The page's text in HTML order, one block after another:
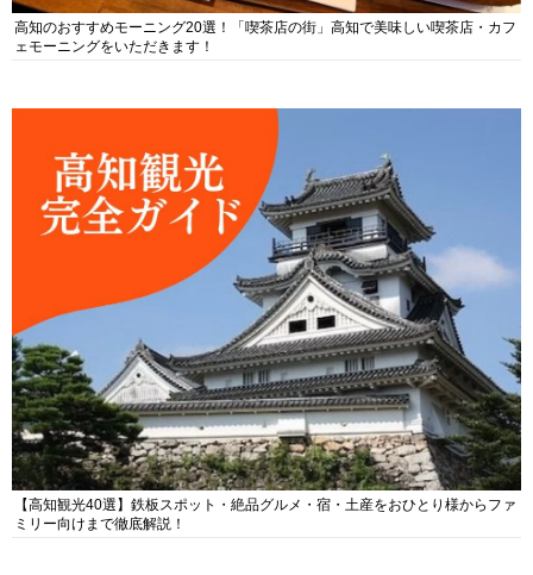
高知のおすすめモーニング20選！「喫茶店の街」高知で美味しい喫茶店・カフ
ェモーニングをいただきます！
【高知観光40選】鉄板スポット・絶品グルメ・宿・土産をおひとり様からファ
ミリー向けまで徹底解説！